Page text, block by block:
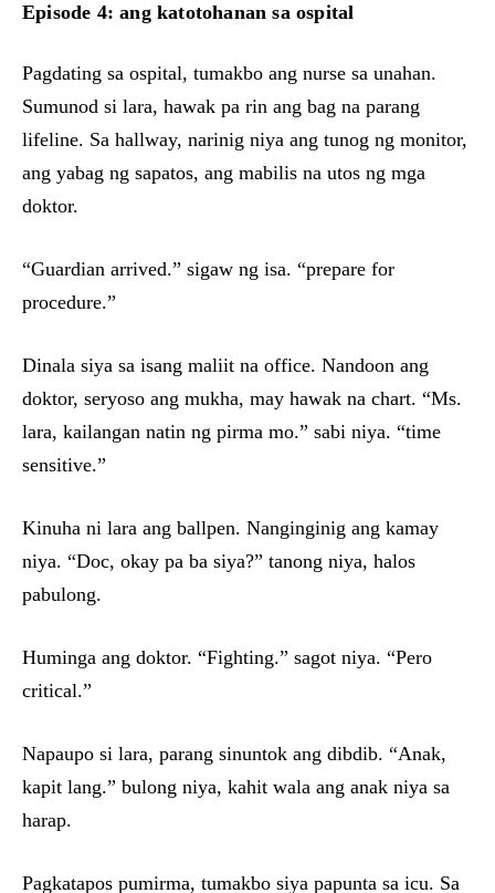
Episode 4: ang katotohanan sa ospital
Pagdating sa ospital, tumakbo ang nurse sa unahan.
Sumunod si lara, hawak pa rin ang bag na parang
lifeline. Sa hallway, narinig niya ang tunog ng monitor,
ang yabag ng sapatos, ang mabilis na utos ng mga
doktor.
“Guardian arrived.” sigaw ng isa. “prepare for
procedure.”
Dinala siya sa isang maliit na office. Nandoon ang
doktor, seryoso ang mukha, may hawak na chart. “Ms.
lara, kailangan natin ng pirma mo.” sabi niya. “time
sensitive.”
Kinuha ni lara ang ballpen. Nanginginig ang kamay
niya. “Doc, okay pa ba siya?” tanong niya, halos
pabulong.
Huminga ang doktor. “Fighting.” sagot niya. “Pero
critical.”
Napaupo si lara, parang sinuntok ang dibdib. “Anak,
kapit lang.” bulong niya, kahit wala ang anak niya sa
harap.
Pagkatapos pumirma, tumakbo siya papunta sa icu. Sa